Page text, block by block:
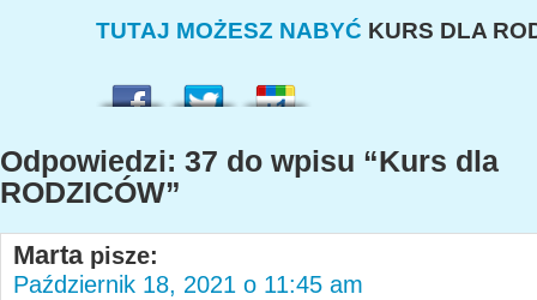
TUTAJ MOŻESZ NABYĆ KURS DLA
Odpowiedzi: 37 do wpisu “Kurs dla
RODZICÓW”
Marta pisze:
Październik 18, 2021 o 11:45 am